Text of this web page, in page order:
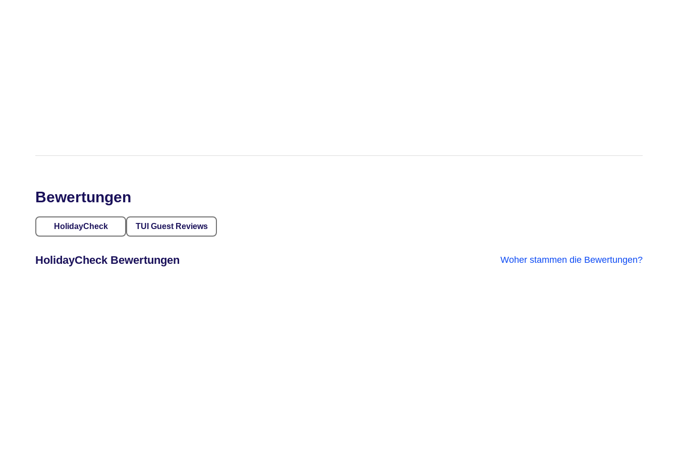
Bewertungen
HolidayCheck TUI Guest Reviews
HolidayCheck Bewertungen Woher stammen die Bewertungen?